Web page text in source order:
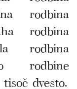
rodbina
rodbina
rodbina
rodbine
dvesto.